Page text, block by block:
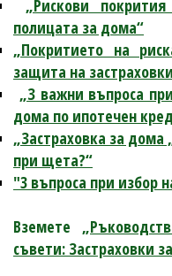
„Рискови
полицата за дома“
„Покритието на
защита на
„З важни въпроса
дома по ипотечен
„Застраховка за
при щета?“
"3 въпроса при избор
Вземете
съвети: Застраховки